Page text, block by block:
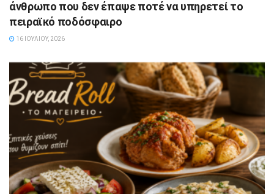
άνθρωπο που δεν έπαψε ποτέ να υπηρετεί το
πειραϊκό ποδόσφαιρο
16 ΙΟΥΛΊΟΥ, 2026